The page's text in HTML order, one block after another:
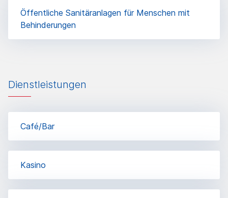
Öffentliche Sanitäranlagen für Menschen mit
Behinderungen
Dienstleistungen
Café/Bar
Kasino